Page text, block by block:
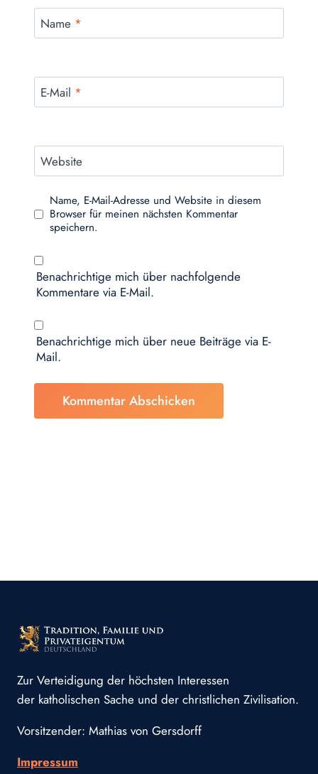
Name *
E-Mail *
Website
Name, E-Mail-Adresse und Website in diesem
Browser für meinen nächsten Kommentar
speichern.
Benachrichtige mich über nachfolgende
Kommentare via E-Mail.
Benachrichtige mich über neue Beiträge via E-
Mail.
Zur Verteidigung der höchsten Interessen
der katholischen Sache und der christlichen Zivilisation.
Vorsitzender: Mathias von Gersdorff
Impressum